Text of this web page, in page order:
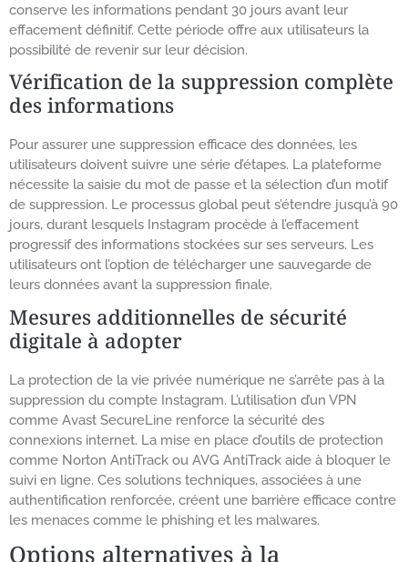
conserve les informations pendant 30 jours avant leur
effacement définitif. Cette période offre aux utilisateurs la
possibilité de revenir sur leur décision.
Vérification de la suppression complète
des informations
Pour assurer une suppression efficace des données, les
utilisateurs doivent suivre une série d’étapes. La plateforme
nécessite la saisie du mot de passe et la sélection d’un motif
de suppression. Le processus global peut s’étendre jusqu’à 90
jours, durant lesquels Instagram procède à l’effacement
progressif des informations stockées sur ses serveurs. Les
utilisateurs ont l’option de télécharger une sauvegarde de
leurs données avant la suppression finale.
Mesures additionnelles de sécurité
digitale à adopter
La protection de la vie privée numérique ne s’arrête pas à la
suppression du compte Instagram. L’utilisation d’un VPN
comme Avast SecureLine renforce la sécurité des
connexions internet. La mise en place d’outils de protection
comme Norton AntiTrack ou AVG AntiTrack aide à bloquer le
suivi en ligne. Ces solutions techniques, associées à une
authentification renforcée, créent une barrière efficace contre
les menaces comme le phishing et les malwares.